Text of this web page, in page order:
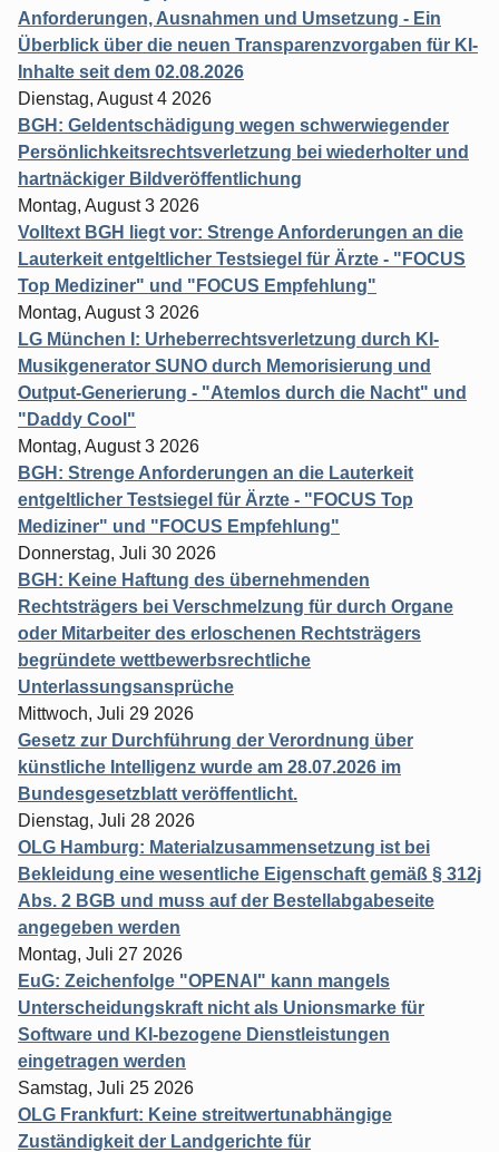
Anforderungen, Ausnahmen und Umsetzung - Ein
Überblick über die neuen Transparenzvorgaben für KI-
Inhalte seit dem 02.08.2026
Dienstag, August 4 2026
BGH: Geldentschädigung wegen schwerwiegender
Persönlichkeitsrechtsverletzung bei wiederholter und
hartnäckiger Bildveröffentlichung
Montag, August 3 2026
Volltext BGH liegt vor: Strenge Anforderungen an die
Lauterkeit entgeltlicher Testsiegel für Ärzte - "FOCUS
Top Mediziner" und "FOCUS Empfehlung"
Montag, August 3 2026
LG München I: Urheberrechtsverletzung durch KI-
Musikgenerator SUNO durch Memorisierung und
Output-Generierung - "Atemlos durch die Nacht" und
"Daddy Cool"
Montag, August 3 2026
BGH: Strenge Anforderungen an die Lauterkeit
entgeltlicher Testsiegel für Ärzte - "FOCUS Top
Mediziner" und "FOCUS Empfehlung"
Donnerstag, Juli 30 2026
BGH: Keine Haftung des übernehmenden
Rechtsträgers bei Verschmelzung für durch Organe
oder Mitarbeiter des erloschenen Rechtsträgers
begründete wettbewerbsrechtliche
Unterlassungsansprüche
Mittwoch, Juli 29 2026
Gesetz zur Durchführung der Verordnung über
künstliche Intelligenz wurde am 28.07.2026 im
Bundesgesetzblatt veröffentlicht.
Dienstag, Juli 28 2026
OLG Hamburg: Materialzusammensetzung ist bei
Bekleidung eine wesentliche Eigenschaft gemäß § 312j
Abs. 2 BGB und muss auf der Bestellabgabeseite
angegeben werden
Montag, Juli 27 2026
EuG: Zeichenfolge "OPENAI" kann mangels
Unterscheidungskraft nicht als Unionsmarke für
Software und KI-bezogene Dienstleistungen
eingetragen werden
Samstag, Juli 25 2026
OLG Frankfurt: Keine streitwertunabhängige
Zuständigkeit der Landgerichte für